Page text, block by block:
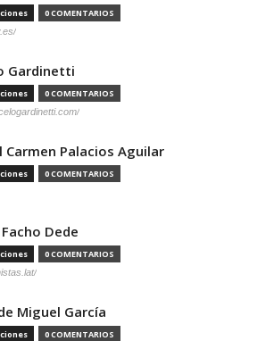
0 COMENTARIOS
Gardinetti
0 COMENTARIOS
Carmen Palacios Aguilar
0 COMENTARIOS
Dede
0 COMENTARIOS
Miguel García
0 COMENTARIOS